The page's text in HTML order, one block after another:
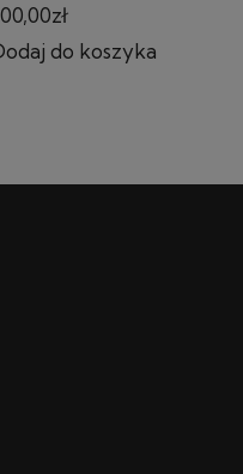
zł
do koszyka